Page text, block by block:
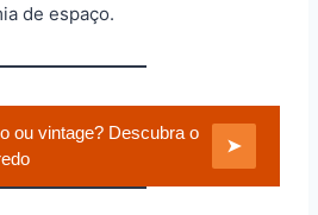
de espaço.
ou vintage? Descubra o
➤